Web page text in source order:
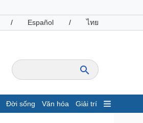
/ Español / ไทย
Đời sống Văn hóa Giải trí